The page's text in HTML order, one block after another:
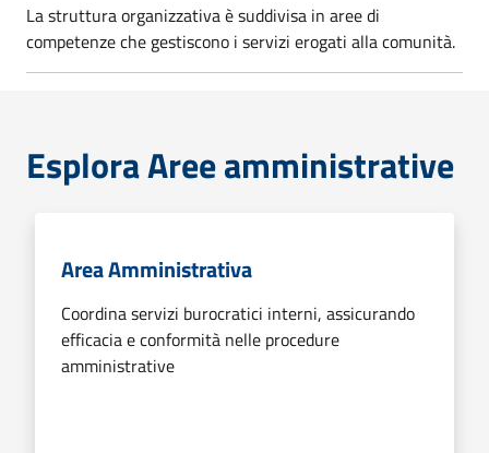
La struttura organizzativa è suddivisa in aree di
competenze che gestiscono i servizi erogati alla comunità.
Esplora Aree amministrative
Area Amministrativa
Coordina servizi burocratici interni, assicurando
efficacia e conformità nelle procedure
amministrative